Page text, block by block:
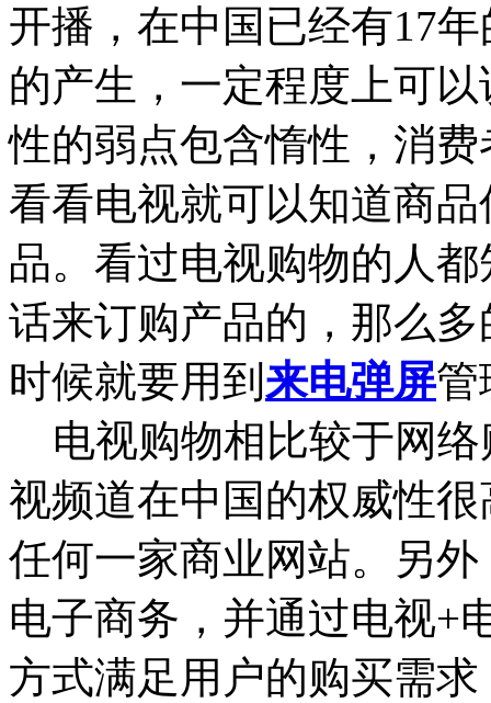
开播，在中国已经有17
的产生，一定程度上可
性的弱点包含惰性，消
看看电视就可以知道商
品。看过电视购物的人
话来订购产品的，那么
时候就要用到 来电弹屏管
电视购物相比较于网
视频道在中国的权威性
任何一家商业网站。另
电子商务，并通过电视+
方式满足用户的购买需